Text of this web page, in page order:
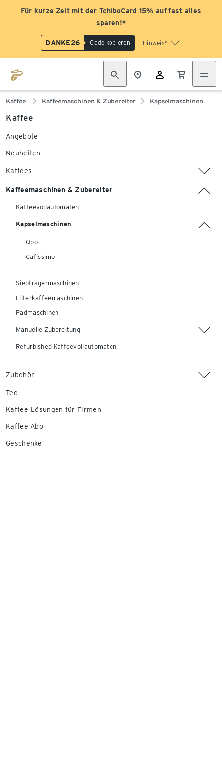
Für kurze Zeit mit der TchiboCard 15% auf fast alles
sparen!*
DANKE26 Code kopieren Hinweis*
Kaffee Kaffeemaschinen & Zubereiter Kapselmaschinen
Kaffee
Angebote
Neuheiten
Kaffees
Kaffeemaschinen & Zubereiter
Kaffeevollautomaten
Kapselmaschinen
Qbo
Cafissimo
Siebträgermaschinen
Filterkaffeemaschinen
Padmaschinen
Manuelle Zubereitung
Refurbished Kaffeevollautomaten
Zubehör
Tee
Kaffee-Lösungen für Firmen
Kaffee-Abo
Geschenke